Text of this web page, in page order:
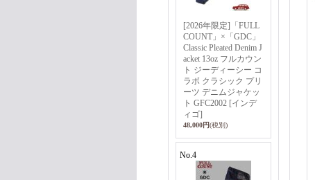
[2026年限定]「FULL
COUNT」×「GDC」
Classic Pleated Denim J
acket 13oz フルカウン
ト ジーディーシー コ
ラボ クラシック プリ
ーツ デニムジャケッ
ト GFC2002 [インデ
ィゴ]
48,000円(税別)
No.4